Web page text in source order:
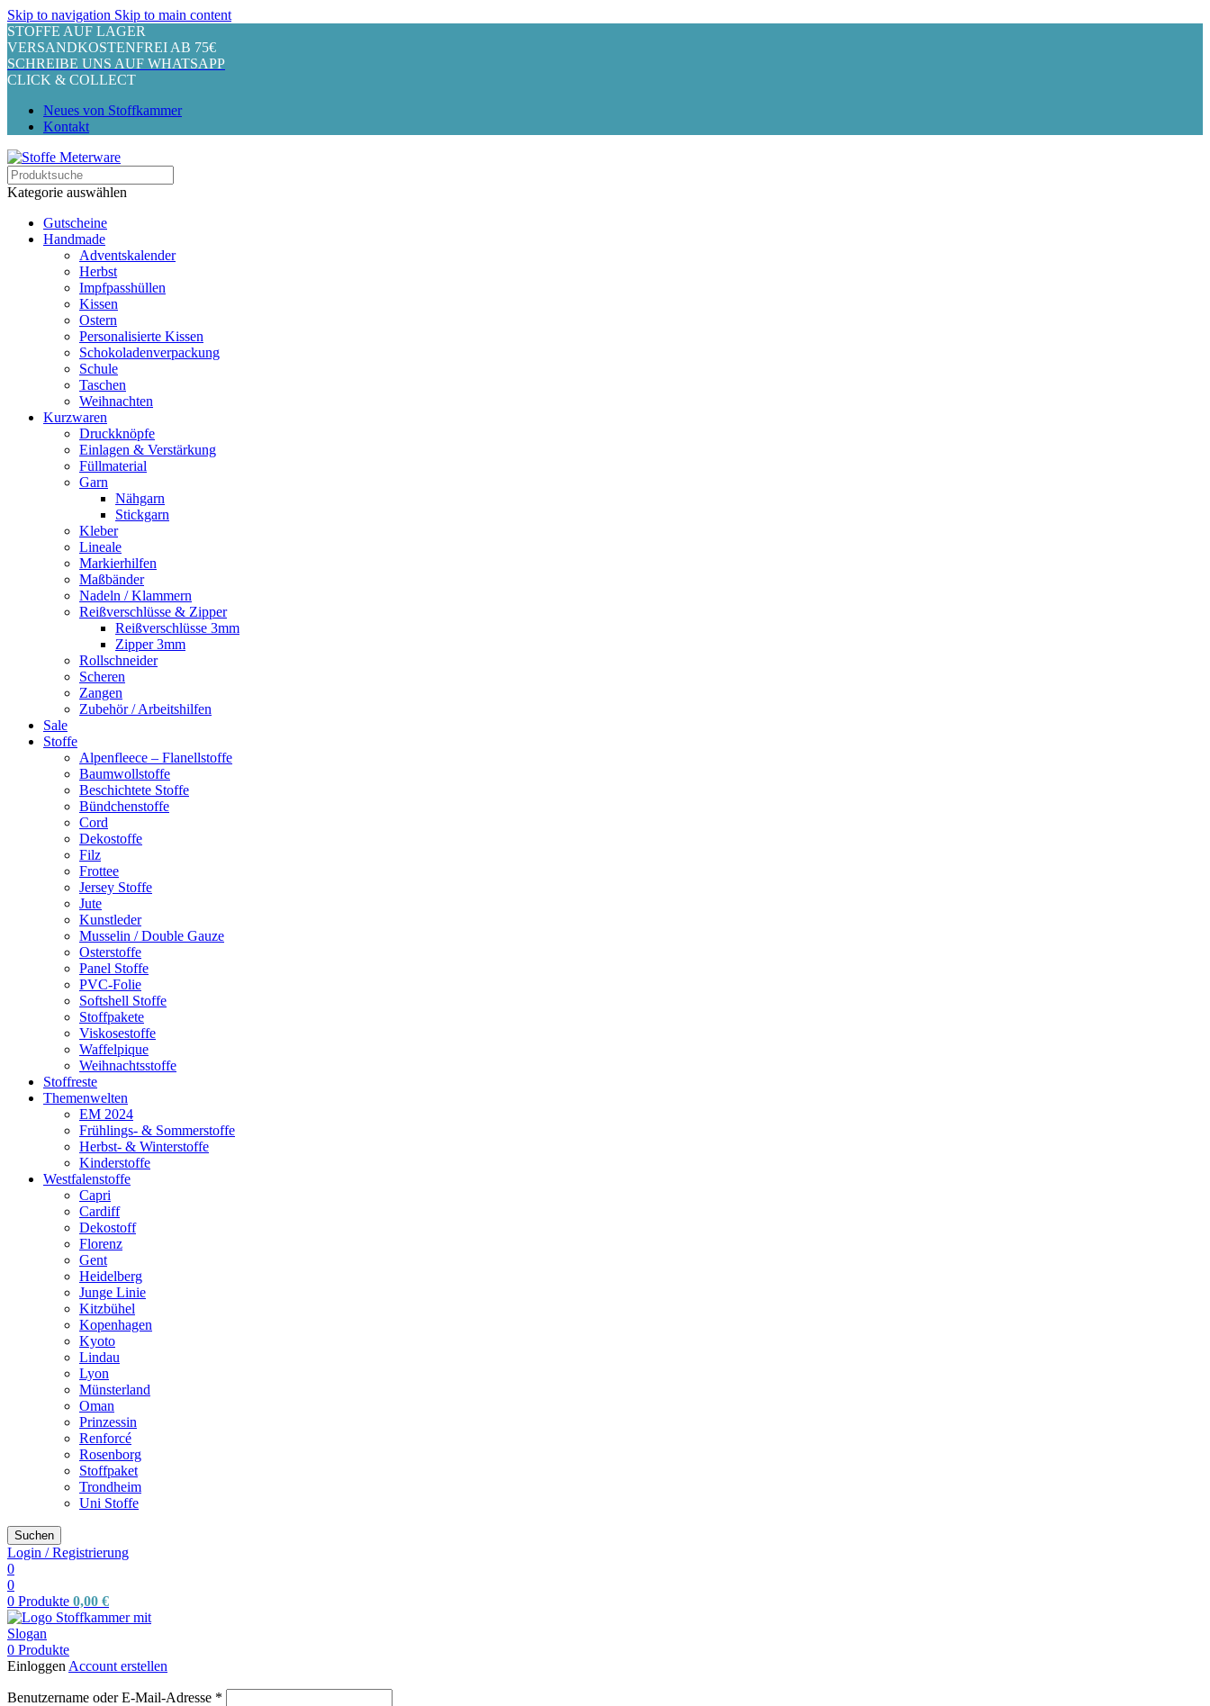
Skip to navigation Skip to main content
STOFFE AUF LAGER
VERSANDKOSTENFREI AB 75€
SCHREIBE UNS AUF WHATSAPP
CLICK & COLLECT
Neues von Stoffkammer
Kontakt
Kategorie auswählen
Gutscheine
Handmade
Adventskalender
Herbst
Impfpasshüllen
Kissen
Ostern
Personalisierte Kissen
Schokoladenverpackung
Schule
Taschen
Weihnachten
Kurzwaren
Druckknöpfe
Einlagen & Verstärkung
Füllmaterial
Garn
Nähgarn
Stickgarn
Kleber
Lineale
Markierhilfen
Maßbänder
Nadeln / Klammern
Reißverschlüsse & Zipper
Reißverschlüsse 3mm
Zipper 3mm
Rollschneider
Scheren
Zangen
Zubehör / Arbeitshilfen
Sale
Stoffe
Alpenfleece – Flanellstoffe
Baumwollstoffe
Beschichtete Stoffe
Bündchenstoffe
Cord
Dekostoffe
Filz
Frottee
Jersey Stoffe
Jute
Kunstleder
Musselin / Double Gauze
Osterstoffe
Panel Stoffe
PVC-Folie
Softshell Stoffe
Stoffpakete
Viskosestoffe
Waffelpique
Weihnachtsstoffe
Stoffreste
Themenwelten
EM 2024
Frühlings- & Sommerstoffe
Herbst- & Winterstoffe
Kinderstoffe
Westfalenstoffe
Capri
Cardiff
Dekostoff
Florenz
Gent
Heidelberg
Junge Linie
Kitzbühel
Kopenhagen
Kyoto
Lindau
Lyon
Münsterland
Oman
Prinzessin
Renforcé
Rosenborg
Stoffpaket
Trondheim
Uni Stoffe
Suchen
Login / Registrierung
0
0
0 Produkte 0,00 €
0 Produkte
Einloggen Account erstellen
Benutzername oder E-Mail-Adresse *